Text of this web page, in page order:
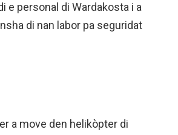
e personal di Wardakosta i a
di nan labor pa seguridat
a move den helikòpter di